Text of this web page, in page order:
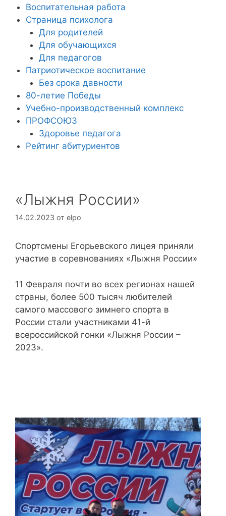
Воспитательная работа
Страница психолога
Для родителей
Для обучающихся
Для педагогов
Патриотическое воспитание
Без срока давности
80-летие Победы
Учебно-производственный комплекс
ПРОФСОЮЗ
Здоровье педагога
Рейтинг абитуриентов
«Лыжня России»
14.02.2023 от elpo
Спортсмены Егорьевского лицея приняли
участие в соревнованиях «Лыжня России»
11 Февраля почти во всех регионах нашей
страны, более 500 тысяч любителей
самого массового зимнего спорта в
России стали участниками 41-й
всероссийской гонки «Лыжня России –
2023».